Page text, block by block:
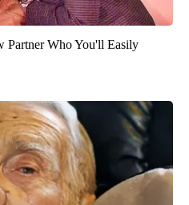
Partner Who You'll Easily